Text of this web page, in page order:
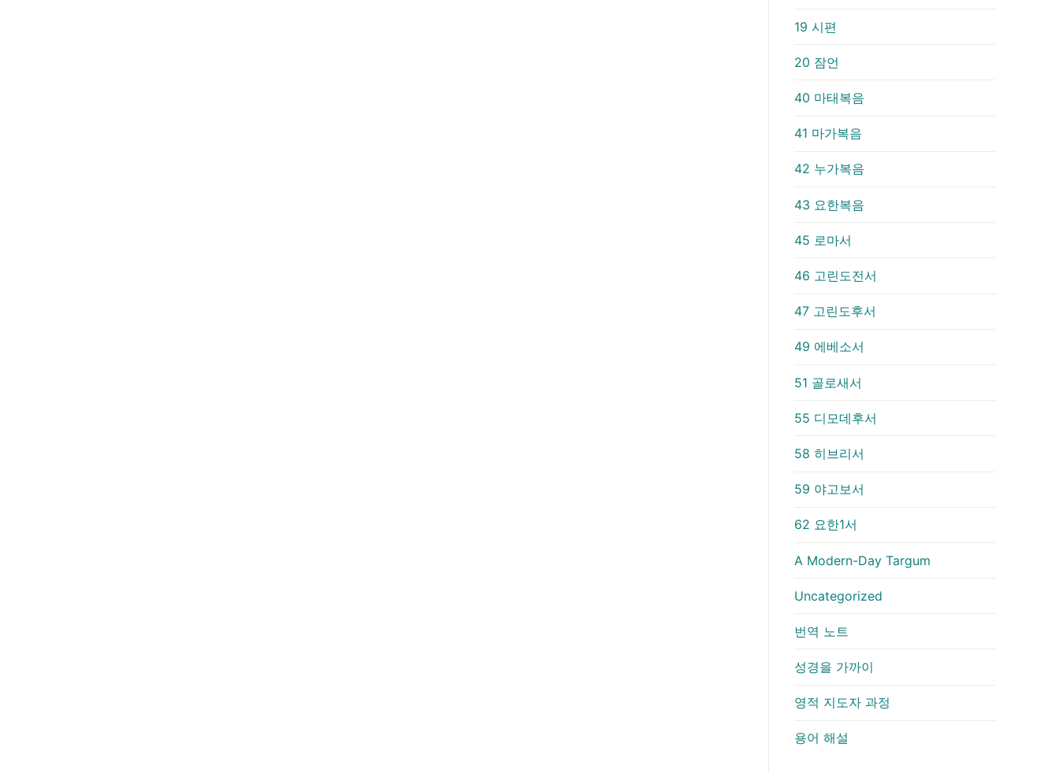
19 시편
20 잠언
40 마태복음
41 마가복음
42 누가복음
43 요한복음
45 로마서
46 고린도전서
47 고린도후서
49 에베소서
51 골로새서
55 디모데후서
58 히브리서
59 야고보서
62 요한1서
A Modern-Day Targum
Uncategorized
번역 노트
성경을 가까이
영적 지도자 과정
용어 해설